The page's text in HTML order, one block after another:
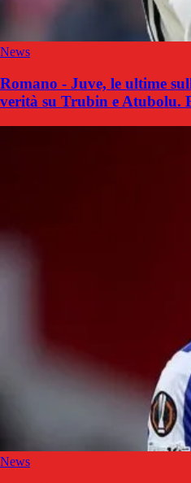
News
Romano - Juve, le ultime
verità su Trubin e Atubolu.
News